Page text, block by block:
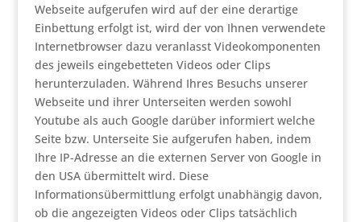
Webseite aufgerufen wird auf der eine derartige
Einbettung erfolgt ist, wird der von Ihnen verwendete
Internetbrowser dazu veranlasst Videokomponenten
des jeweils eingebetteten Videos oder Clips
herunterzuladen. Während Ihres Besuchs unserer
Webseite und ihrer Unterseiten werden sowohl
Youtube als auch Google darüber informiert welche
Seite bzw. Unterseite Sie aufgerufen haben, indem
Ihre IP-Adresse an die externen Server von Google in
den USA übermittelt wird. Diese
Informationsübermittlung erfolgt unabhängig davon,
ob die angezeigten Videos oder Clips tatsächlich